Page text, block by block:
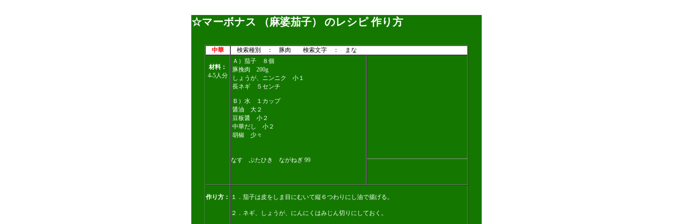
☆マーボナス （麻婆茄子） のレシピ 作り方
中華 検索種別 ： 豚肉 検索文字 ： まな
材料：
4-5人分
Ａ）茄子 ８個
豚挽肉 200g
しょうが、ニンニク 小１
長ネギ ５センチ
Ｂ）水 １カップ
醤油 大２
豆板醤 小２
中華だし 小２
胡椒 少々
なす ぶたひき ながねぎ 99
作り方： １．茄子は皮をしま目にむいて縦６つわりにし油で揚げる。
２．ネギ、しょうが、にんにくはみじん切りにしておく。